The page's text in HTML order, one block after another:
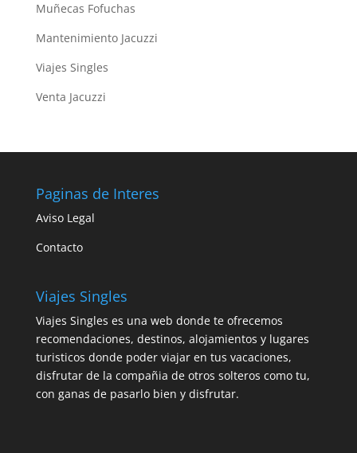
Muñecas Fofuchas
Mantenimiento Jacuzzi
Viajes Singles
Venta Jacuzzi
Paginas de Interes
Aviso Legal
Contacto
Viajes Singles
Viajes Singles es una web donde te ofrecemos
recomendaciones, destinos, alojamientos y lugares
turisticos donde poder viajar en tus vacaciones,
disfrutar de la compañia de otros solteros como tu,
con ganas de pasarlo bien y disfrutar.